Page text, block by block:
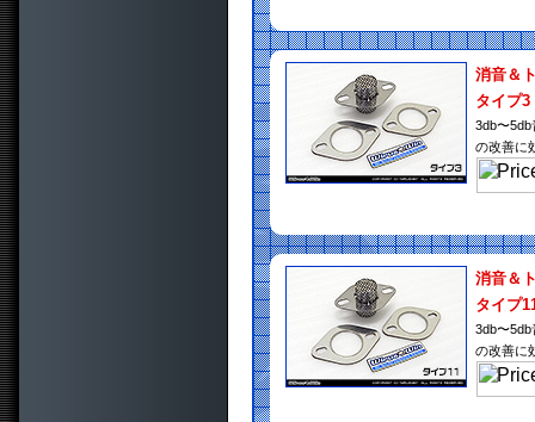
消音＆
タイプ3
3db〜
の改善に
消音＆
タイプ
3db〜
の改善に